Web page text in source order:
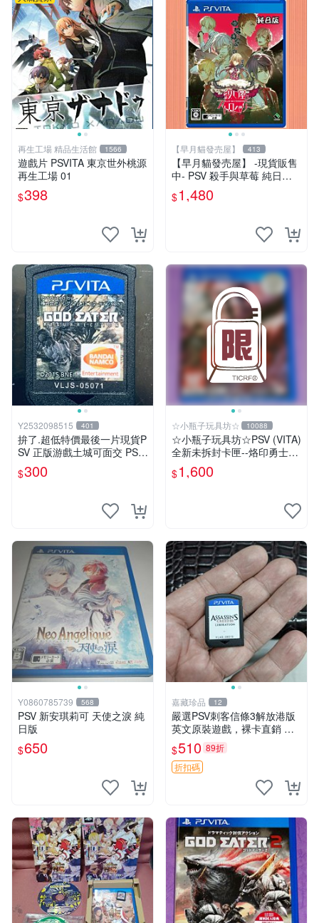
再生工場 精品生活館 1566
遊戲片 PSVITA 東京世外桃源
再生工場 01
$398
【早月貓發売屋】 413
【早月貓發売屋】 -現貨販售
中- PSV 殺手與草莓 純日版
日文版 ※戀愛×懸疑※ 戀愛AD
V遊戲
$1,480
Y2532098515 401
拚了.超低特價最後一片現貨P
SV 正版游戲土城可面交 PSV
噬神者 解放重生 日版 【9成
新】✪裸片 二手九成新~
$300
☆小瓶子玩具坊☆ 10088
☆小瓶子玩具坊☆PSV (VITA)
全新未拆封卡匣--烙印勇士無
雙 中文版
$1,600
Y0860785739 568
PSV 新安琪莉可 天使之淚 純
日版
$650
嘉藏珍品 12
嚴選PSV刺客信條3解放港版
英文原裝遊戲，裸卡直銷 刺
客信條3 游戲 港版游戲
$510 89折
折扣碼